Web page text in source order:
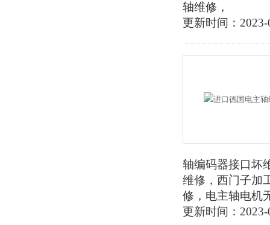
轴维修，
更新时间：2023-
轴编码器接口坏
维修，西门子加
修，电主轴电机
更新时间：2023-